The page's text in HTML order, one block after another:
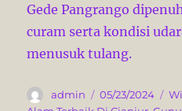
Gede Pangrango
curam serta kondisi
menusuk tulang.
A
admin
P
05/23/2024
C